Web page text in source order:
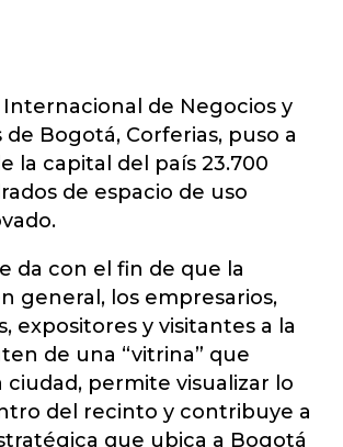
de Negocios y
de Bogotá, Corferias, puso a
la capital del país 23.700
de espacio de uso
da con el fin de que la
general, los empresarios,
expositores y visitantes a la
de una “vitrina” que
permite visualizar lo
del recinto y contribuye a
que ubica a Bogotá